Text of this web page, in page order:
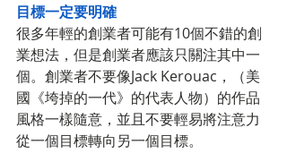
目標一定要明確
很多年輕的創業者可能有10個不錯的創
業想法，但是創業者應該只關注其中一
個。創業者不要像Jack Kerouac，（美
國《垮掉的一代》的代表人物）的作品
風格一樣隨意，並且不要輕易將注意力
從一個目標轉向另一個目標。